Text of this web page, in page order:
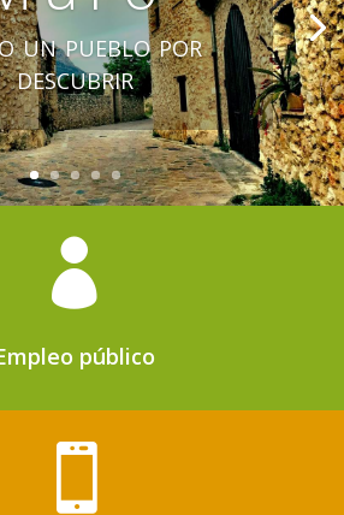
un pueblo por
descubrir

público
